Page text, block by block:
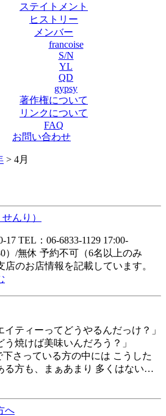
ステイトメント
ヒストリー
メンバー
francoise
S/N
YL
QD
gypsy
著作権について
リンクについて
FAQ
お問い合わせ
> 4月
んり）
TEL：06-6833-1129 17:00-
）/無休 予約不可（6名以上のみ
のお店情報を記載しています。
イティーってどうやるんだっけ？」
う焼けば美味いんだろう？」
さっている方の中には こうした
る方も、まぁあまり 多くはない…
へ